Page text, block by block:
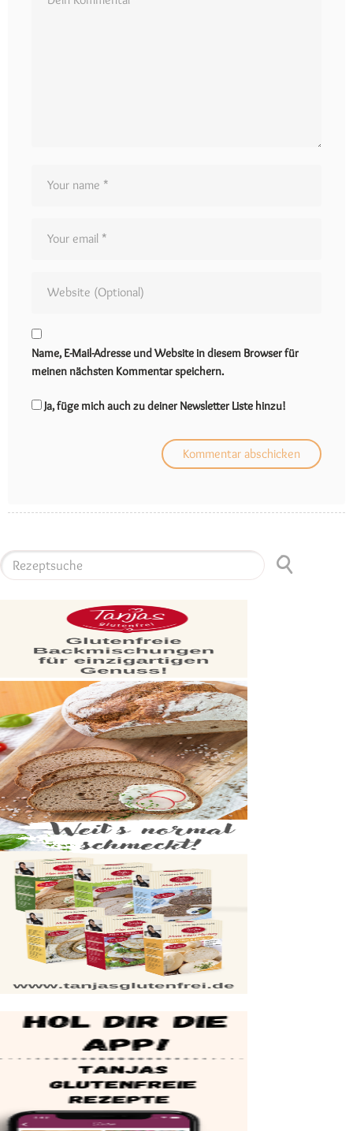
Name, E-Mail-Adresse und Website in diesem Browser für
meinen nächsten Kommentar speichern.
Ja, füge mich auch zu deiner Newsletter Liste hinzu!